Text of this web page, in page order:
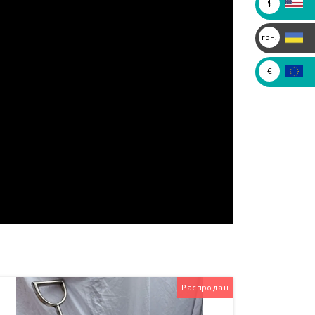
Распродан
$
грн.
€